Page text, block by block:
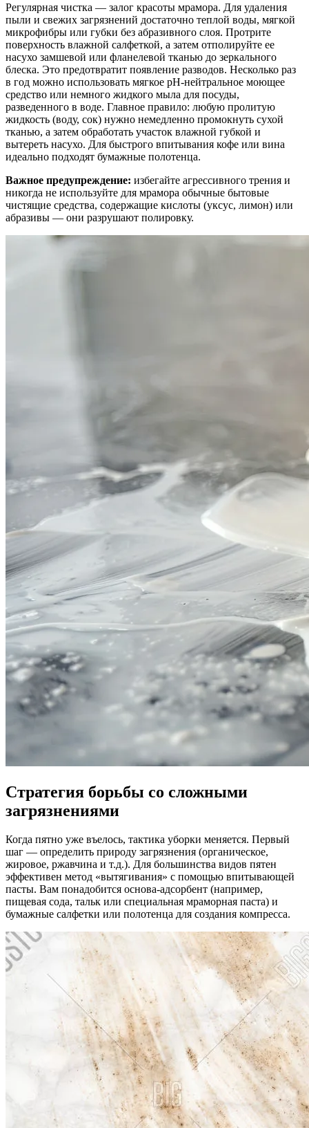
Регулярная чистка — залог красоты мрамора. Для удаления
пыли и свежих загрязнений достаточно теплой воды, мягкой
микрофибры или губки без абразивного слоя. Протрите
поверхность влажной салфеткой, а затем отполируйте ее
насухо замшевой или фланелевой тканью до зеркального
блеска. Это предотвратит появление разводов. Несколько раз
в год можно использовать мягкое pH-нейтральное моющее
средство или немного жидкого мыла для посуды,
разведенного в воде. Главное правило: любую пролитую
жидкость (воду, сок) нужно немедленно промокнуть сухой
тканью, а затем обработать участок влажной губкой и
вытереть насухо. Для быстрого впитывания кофе или вина
идеально подходят бумажные полотенца.
Важное предупреждение: избегайте агрессивного трения и
никогда не используйте для мрамора обычные бытовые
чистящие средства, содержащие кислоты (уксус, лимон) или
абразивы — они разрушают полировку.
Стратегия борьбы со сложными
загрязнениями
Когда пятно уже въелось, тактика уборки меняется. Первый
шаг — определить природу загрязнения (органическое,
жировое, ржавчина и т.д.). Для большинства видов пятен
эффективен метод «вытягивания» с помощью впитывающей
пасты. Вам понадобится основа-адсорбент (например,
пищевая сода, тальк или специальная мраморная паста) и
бумажные салфетки или полотенца для создания компресса.